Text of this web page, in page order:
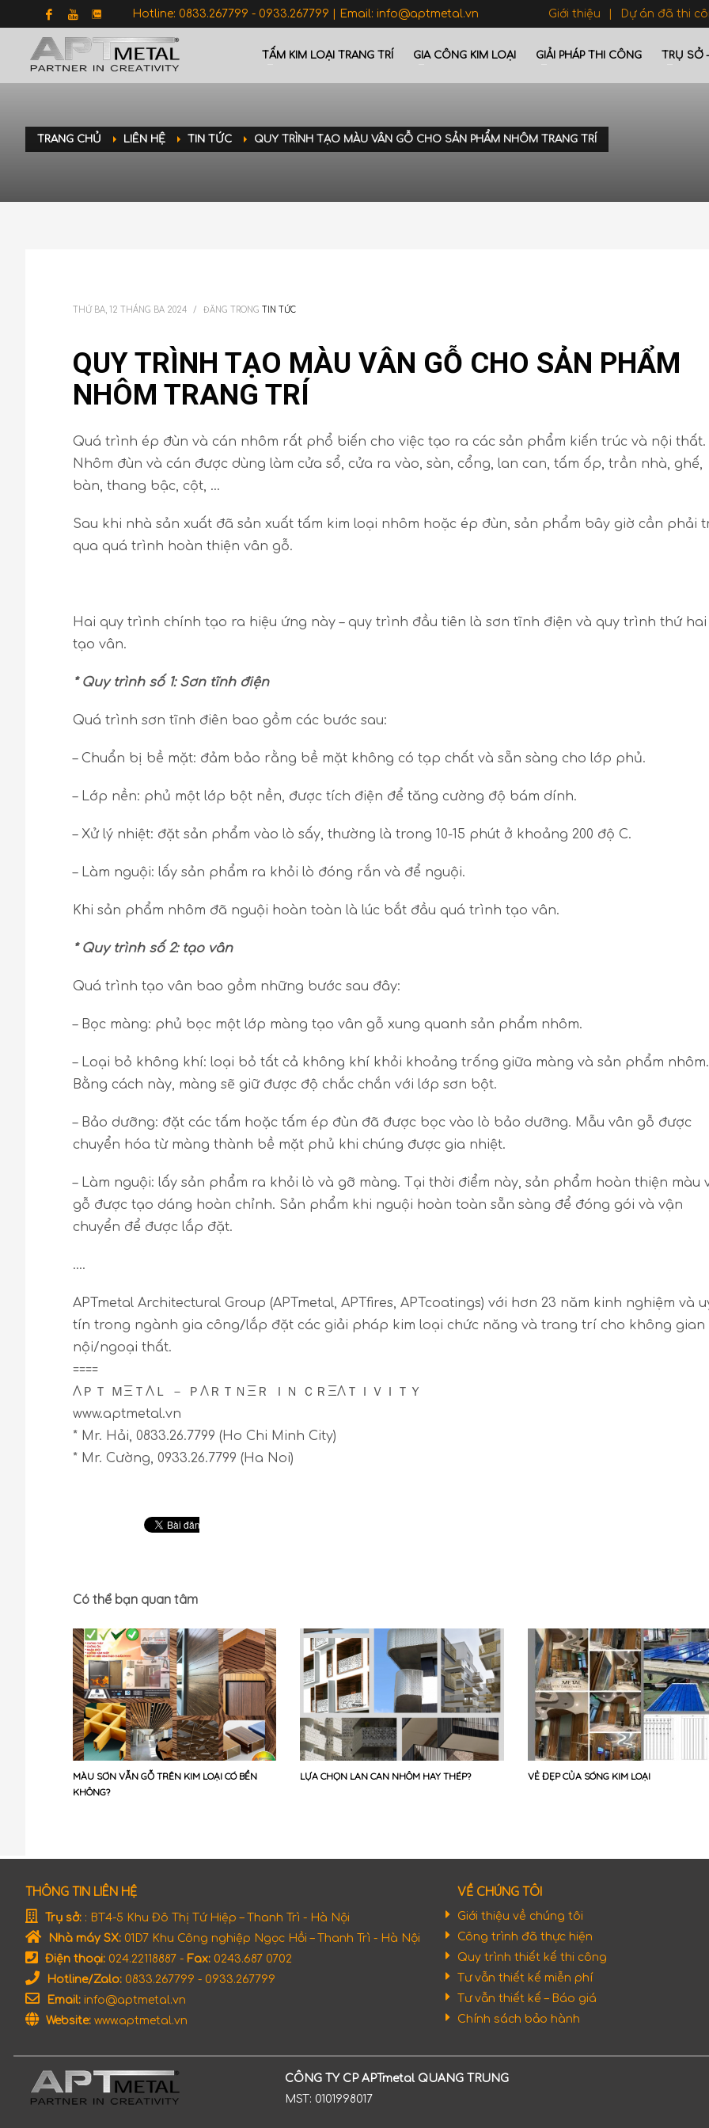
Hotline: 0833.267799 - 0933.267799 | Email: info@aptmetal.vn Giới thiệu Dự án đã thi
TẤM KIM LOẠI TRANG TRÍ GIA CÔNG KIM LOẠI GIẢI PHÁP THI CÔNG TRỤ SỞ
TRANG CHỦ LIÊN HỆ TIN TỨC QUY TRÌNH TẠO MÀU VÂN GỖ CHO SẢN PHẨM NHÔM TRANG TRÍ
THỨ BA, 12 THÁNG BA 2024 / ĐĂNG TRONG TIN TỨC
QUY TRÌNH TẠO MÀU VÂN GỖ CHO SẢN PHẨM
NHÔM TRANG TRÍ
Quá trình ép đùn và cán nhôm rất phổ biến cho việc tạo ra các sản phẩm kiến ​​trúc và nội thất.
Nhôm đùn và cán được dùng làm cửa sổ, cửa ra vào, sàn, cổng, lan can, tấm ốp, trần nhà, ghế,
bàn, thang bậc, cột, …
Sau khi nhà sản xuất đã sản xuất tấm kim loại nhôm hoặc ép đùn, sản phẩm bây giờ cần phải
qua quá trình hoàn thiện vân gỗ.
Hai quy trình chính tạo ra hiệu ứng này – quy trình đầu tiên là sơn tĩnh điện và quy trình thứ hai
tạo vân.
* Quy trình số 1: Sơn tĩnh điện
Quá trình sơn tĩnh điên bao gồm các bước sau:
– Chuẩn bị bề mặt: đảm bảo rằng bề mặt không có tạp chất và sẵn sàng cho lớp phủ.
– Lớp nền: phủ một lớp bột nền, được tích điện để tăng cường độ bám dính.
– Xử lý nhiệt: đặt sản phẩm vào lò sấy, thường là trong 10-15 phút ở khoảng 200 độ C.
– Làm nguội: lấy sản phẩm ra khỏi lò đóng rắn và để nguội.
Khi sản phẩm nhôm đã nguội hoàn toàn là lúc bắt đầu quá trình tạo vân.
* Quy trình số 2: tạo vân
Quá trình tạo vân bao gồm những bước sau đây:
– Bọc màng: phủ bọc một lớp màng tạo vân gỗ xung quanh sản phẩm nhôm.
– Loại bỏ không khí: loại bỏ tất cả không khí khỏi khoảng trống giữa màng và sản phẩm nhôm.
Bằng cách này, màng sẽ giữ được độ chắc chắn với lớp sơn bột.
– Bảo dưỡng: đặt các tấm hoặc tấm ép đùn đã được bọc vào lò bảo dưỡng. Mẫu vân gỗ được
chuyển hóa từ màng thành bề mặt phủ khi chúng được gia nhiệt.
– Làm nguội: lấy sản phẩm ra khỏi lò và gỡ màng. Tại thời điểm này, sản phẩm hoàn thiện màu
gỗ được tạo dáng hoàn chỉnh. Sản phẩm khi nguội hoàn toàn sẵn sàng để đóng gói và vận
chuyển để được lắp đặt.
….
APTmetal Architectural Group (APTmetal, APTfires, APTcoatings) với hơn 23 năm kinh nghiệm và
tín trong ngành gia công/lắp đặt các giải pháp kim loại chức năng và trang trí cho không gian
nội/ngoại thất.
====
ΛＰＴ ＭΞＴΛＬ － ＰΛＲＴＮΞＲ ＩＮ ＣＲΞΛＴＩＶＩＴＹ
www.aptmetal.vn
* Mr. Hải, 0833.26.7799 (Ho Chi Minh City)
* Mr. Cường, 0933.26.7799 (Ha Noi)
Có thể bạn quan tâm
MÀU SƠN VẪN GỖ TRÊN KIM LOẠI CÓ BỀN
KHÔNG?
LỰA CHỌN LAN CAN NHÔM HAY THÉP? VẺ ĐẸP CỦA SÓNG KIM LOẠI
THÔNG TIN LIÊN HỆ
Trụ sở: : BT4-5 Khu Đô Thị Tứ Hiệp – Thanh Trì - Hà Nội
Nhà máy SX: 01D7 Khu Công nghiệp Ngọc Hồi – Thanh Trì - Hà Nội
Điện thoại: 024.22118887 - Fax: 0243.687 0702
Hotline/Zalo: 0833.267799 - 0933.267799
Email: info@aptmetal.vn
Website: www.aptmetal.vn
VỀ CHÚNG TÔI
Giới thiệu về chúng tôi
Công trình đã thực hiện
Quy trình thiết kế thi công
Tư vẫn thiết kế miễn phí
Tư vẫn thiết kế – Báo giá
Chính sách bảo hành
CÔNG TY CP APTmetal QUANG TRUNG
MST: 0101998017